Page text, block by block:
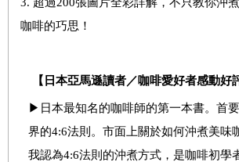
咖啡的巧思！
【日本亞馬遜讀者／咖啡愛好者感動好
▶日本最知名的咖啡師的第一本書。首
界的4:6法則。市面上關於如何沖煮美味
我認為4:6法則的沖煮方式，是咖啡初學